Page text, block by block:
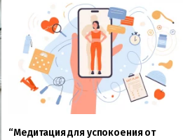
“Медитация для успокоения от